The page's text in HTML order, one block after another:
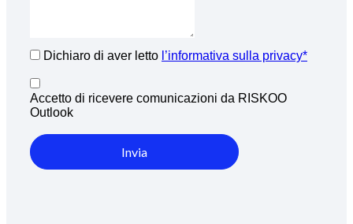
Dichiaro di aver letto l’informativa sulla privacy*
Accetto di ricevere comunicazioni da RISKOO
Outlook
Invia